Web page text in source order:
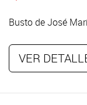
Busto de José
VER